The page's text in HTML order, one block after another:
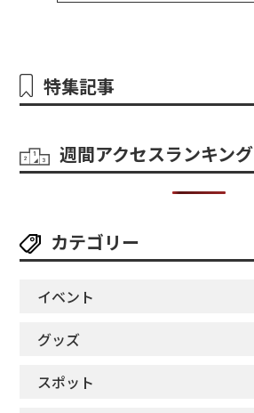
特集記事
週間アクセスランキング
カテゴリー
イベント
グッズ
スポット